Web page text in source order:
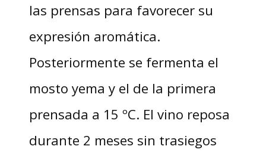
las prensas para favorecer su
expresión aromática.
Posteriormente se fermenta el
mosto yema y el de la primera
prensada a 15 ºC. El vino reposa
durante 2 meses sin trasiegos